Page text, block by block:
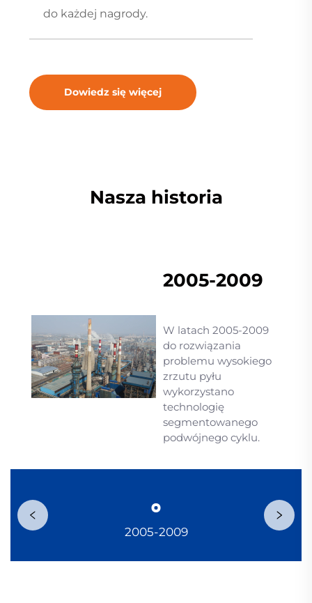
do każdej nagrody.
Dowiedz się więcej
Nasza historia
2005-2009
W latach 2005-2009
do rozwiązania
problemu wysokiego
zrzutu pyłu
wykorzystano
technologię
segmentowanego
podwójnego cyklu.
2005-2009